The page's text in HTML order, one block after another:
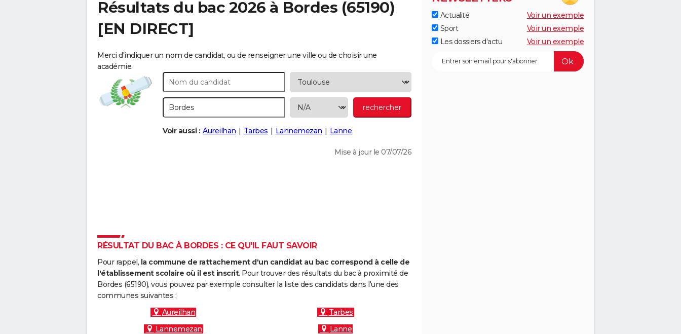
Résultats du bac 2026 à Bordes (65190)
[EN DIRECT]
Merci d'indiquer un nom de candidat, ou de renseigner une ville ou de choisir une
académie.
Voir aussi : Aureilhan Tarbes Lannemezan Lanne
Mise à jour le 07/07/26
RÉSULTAT DU BAC À BORDES : CE QU'IL FAUT SAVOIR
Pour rappel, la commune de rattachement d'un candidat au bac correspond à celle de
l'établissement scolaire où il est inscrit. Pour trouver des résultats du bac à proximité de
Bordes (65190), vous pouvez par exemple consulter la liste des candidats dans l'une des
communes suivantes :
Aureilhan
Tarbes
Lannemezan
Lanne
Actualité
Voir un exemple
Sport
Voir un exemple
Les dossiers d'actu
Voir un exemple